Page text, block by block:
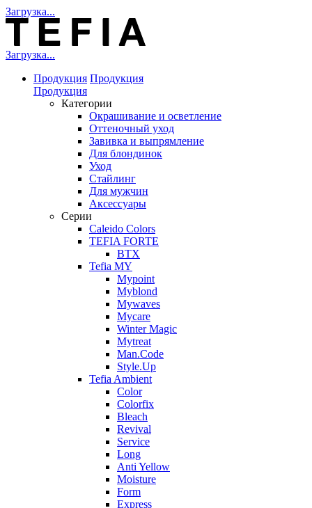
Загрузка...
Загрузка...
Продукция Продукция
Продукция
Категории
Окрашивание и осветление
Оттеночный уход
Завивка и выпрямление
Для блондинок
Уход
Стайлинг
Для мужчин
Аксессуары
Серии
Caleido Colors
TEFIA FORTE
BTX
Tefia MY
Mypoint
Myblond
Mywaves
Mycare
Winter Magic
Mytreat
Man.Code
Style.Up
Tefia Ambient
Color
Colorfix
Bleach
Revival
Service
Long
Anti Yellow
Moisture
Form
Express